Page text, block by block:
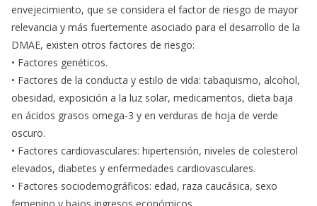
envejecimiento, que se considera el factor de riesgo de mayor
relevancia y más fuertemente asociado para el desarrollo de la
DMAE, existen otros factores de riesgo:
• Factores genéticos.
• Factores de la conducta y estilo de vida: tabaquismo, alcohol,
obesidad, exposición a la luz solar, medicamentos, dieta baja
en ácidos grasos omega-3 y en verduras de hoja de verde
oscuro.
• Factores cardiovasculares: hipertensión, niveles de colesterol
elevados, diabetes y enfermedades cardiovasculares.
• Factores sociodemográficos: edad, raza caucásica, sexo